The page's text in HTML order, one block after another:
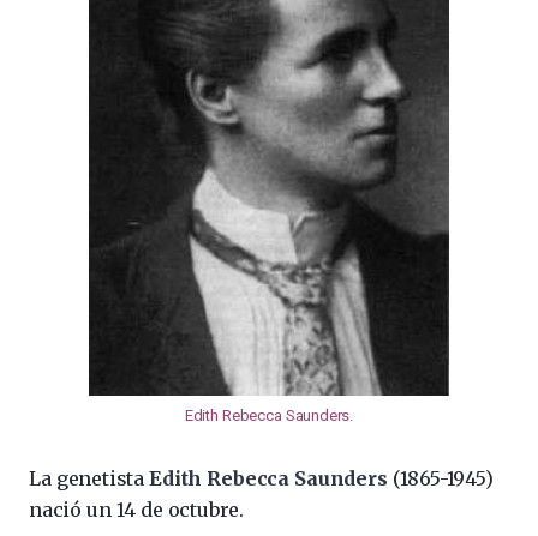
Edith Rebecca Saunders.
La genetista Edith Rebecca Saunders (1865-1945)
nació un 14 de octubre.